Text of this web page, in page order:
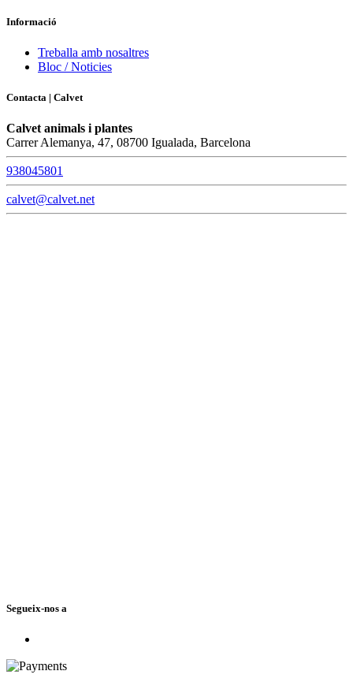
Informació
Treballa amb nosaltres
Bloc / Noticies
Contacta | Calvet
Calvet animals i plantes
Carrer Alemanya, 47, 08700 Igualada, Barcelona
938045801
calvet@calvet.net
Segueix-nos a